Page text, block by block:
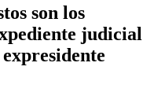
son los
judicial